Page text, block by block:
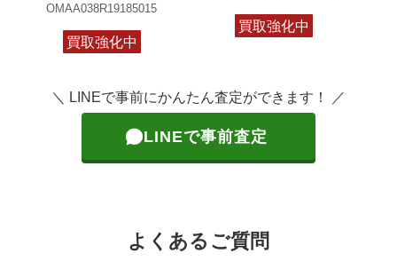
OMAA038R19185015
買取強化中
買取強化中
＼ LINEで事前にかんたん査定ができます！ ／
LINEで事前査定
よくあるご質問